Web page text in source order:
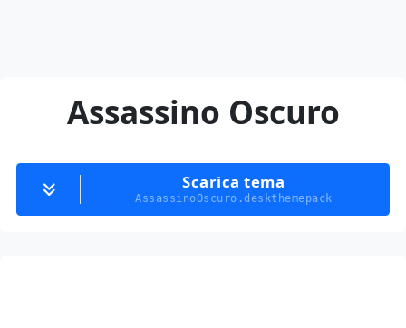
Assassino Oscuro
Scarica tema
AssassinoOscuro.deskthemepack